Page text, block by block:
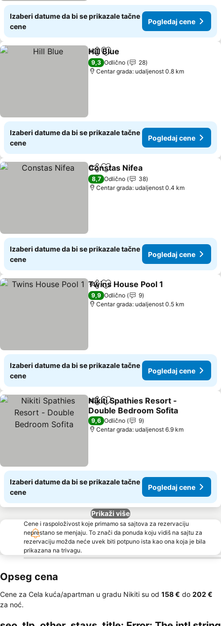
Izaberi datume da bi se prikazale tačne
cene
Pogledaj cene
Deli Dodati u favorite
Hill Blue
9,3 Odlično
28
Centar grada: udaljenost 0.8 km
Izaberi datume da bi se prikazale tačne
cene
Pogledaj cene
Deli Dodati u favorite
Constas Nifea
8,7 Odlično
38
Centar grada: udaljenost 0.4 km
Izaberi datume da bi se prikazale tačne
cene
Pogledaj cene
Deli Dodati u favorite
Twins House Pool 1
9,9 Odlično
9
Centar grada: udaljenost 0.5 km
Izaberi datume da bi se prikazale tačne
cene
Pogledaj cene
Deli Dodati u favorite
Nikiti Spathies Resort -
Double Bedroom Sofita
9,6 Odlično
9
Centar grada: udaljenost 6.9 km
Izaberi datume da bi se prikazale tačne
cene
Pogledaj cene
Prikaži više
Cene i raspoloživost koje primamo sa sajtova za rezervaciju
neprestano se menjaju. To znači da ponuda koju vidiš na sajtu za
rezervaciju možda neće uvek biti potpuno ista kao ona koja je bila
prikazana na trivagu.
Opseg cena
Cene za Cela kuća/apartman u gradu Nikiti su od ‎158 € do ‎202 €
za noć.